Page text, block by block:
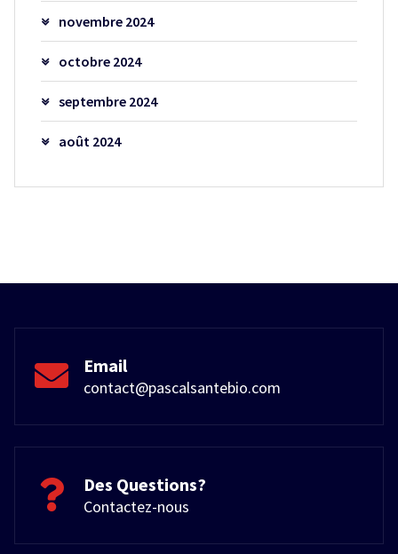
novembre 2024
octobre 2024
septembre 2024
août 2024
Email
contact@pascalsantebio.com
Des Questions?
Contactez-nous